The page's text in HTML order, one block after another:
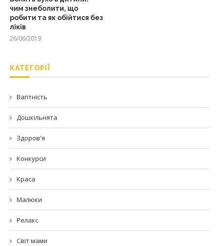
чим знеболити, що
робити та як обійтися без
ліків
26/06/2019
КАТЕГОРІЇ
Вагітність
Дошкільнята
Здоров'я
Конкурси
Краса
Малюки
Релакс
Світ мами